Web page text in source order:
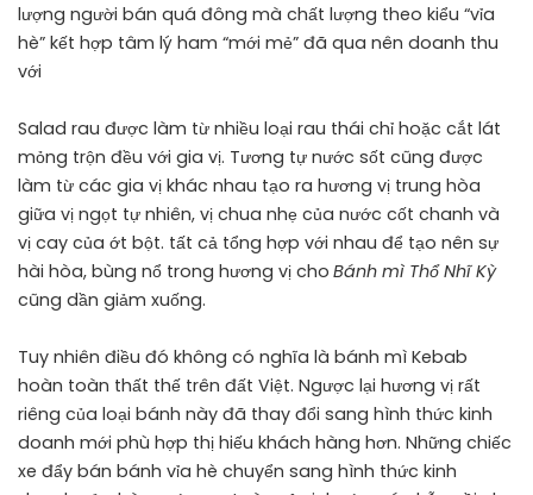
lượng người bán quá đông mà chất lượng theo kiểu “vỉa
hè” kết hợp tâm lý ham “mới mẻ” đã qua nên doanh thu
với
Salad rau được làm từ nhiều loại rau thái chỉ hoặc cắt lát
mỏng trộn đều với gia vị. Tương tự nước sốt cũng được
làm từ các gia vị khác nhau tạo ra hương vị trung hòa
giữa vị ngọt tự nhiên, vị chua nhẹ của nước cốt chanh và
vị cay của ớt bột. tất cả tổng hợp với nhau để tạo nên sự
hài hòa, bùng nổ trong hương vị cho Bánh mì Thổ Nhĩ Kỳ
cũng dần giảm xuống.
Tuy nhiên điều đó không có nghĩa là bánh mì Kebab
hoàn toàn thất thế trên đất Việt. Ngược lại hương vị rất
riêng của loại bánh này đã thay đổi sang hình thức kinh
doanh mới phù hợp thị hiếu khách hàng hơn. Những chiếc
xe đẩy bán bánh vỉa hè chuyển sang hình thức kinh